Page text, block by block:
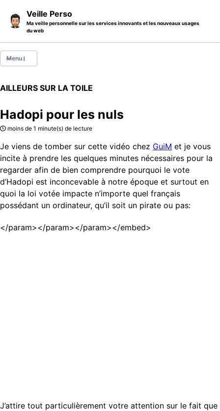
Veille Perso
Ma veille personnelle sur les services innovants et les nouveaux usages
du web
Menu
Catégories
A propos
AILLEURS SUR LA TOILE
Hadopi pour les nuls
moins de 1 minute(s) de lecture
Je viens de tomber sur cette vidéo chez GuiM et je vous
incite à prendre les quelques minutes nécessaires pour la
regarder afin de bien comprendre pourquoi le vote
d’Hadopi est inconcevable à notre époque et surtout en
quoi la loi votée impacte n’importe quel français
possédant un ordinateur, qu’il soit un pirate ou pas:
</param></param></param></embed>
J’attire tout particulièrement votre attention sur le fait que